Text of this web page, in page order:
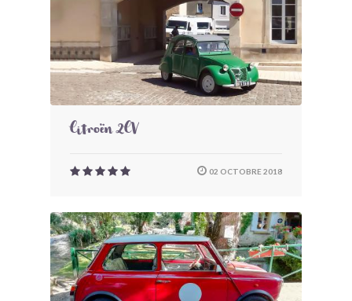
Citroën 2CV
02 OCTOBRE 2018